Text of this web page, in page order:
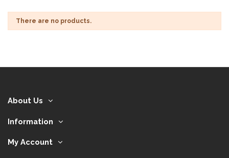
There are no products.
About Us
Information
My Account